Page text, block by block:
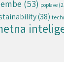
(53) poplave
(38)